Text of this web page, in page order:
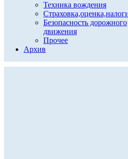
Техника вождения
Безопасность дорожного
движения
Прочее
Архив